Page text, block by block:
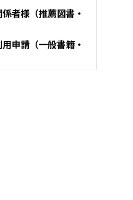
者様（推薦図書・
申請（一般書籍・